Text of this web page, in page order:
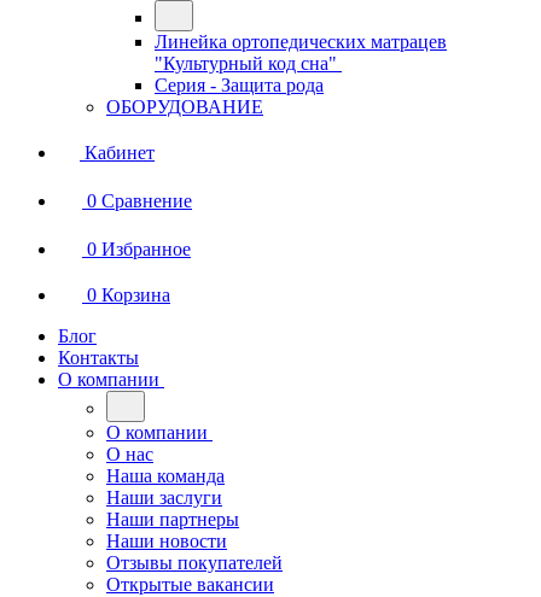
Линейка ортопедических матрацев
"Культурный код сна"
Серия - Защита рода
ОБОРУДОВАНИЕ
Кабинет
0 Сравнение
0 Избранное
0 Корзина
Блог
Контакты
О компании
О компании
О нас
Наша команда
Наши заслуги
Наши партнеры
Наши новости
Отзывы покупателей
Открытые вакансии